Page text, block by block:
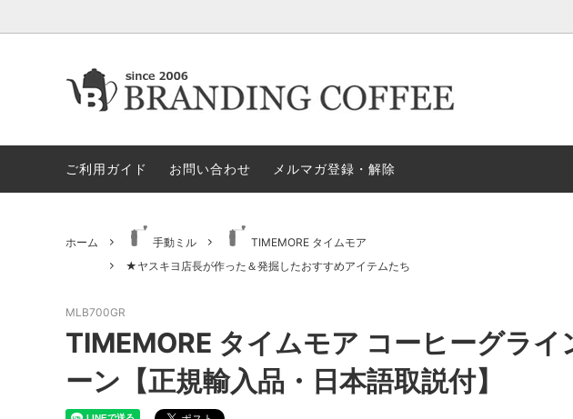
ロースター
電動ミル ペーパーフィルター
モカ＝マキネッタ
ドリッパー＆サーバー（Kalita
タ）
ドリッパー＆サーバー（HARIO ハ
リオ）
ミルク・シュガー
セット商品 ハリオ新商品
GLOCAL STANDARD PRODUCTS
KONO/コーノ ESPRO
ご利用ガイド お問い合わせ メルマガ登録・解除
ホーム 手動ミル
TIMEMORE タイムモア
★ヤスキヨ店長が作った＆発掘したおすすめアイテムたち
MLB700GR
TIMEMORE タイムモア コーヒーグライ
ーン【正規輸入品・日本語取説付】